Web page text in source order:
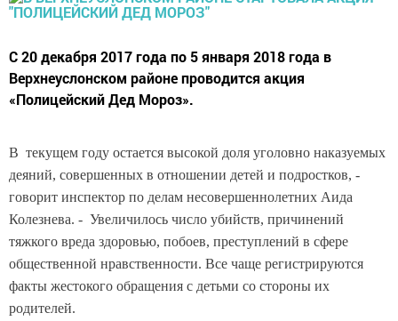
С 20 декабря 2017 года по 5 января 2018 года в
Верхнеуслонском районе проводится акция
«Полицейский Дед Мороз».
В текущем году остается высокой доля уголовно наказуемых
деяний, совершенных в отношении детей и подростков, -
говорит инспектор по делам несовершеннолетних Аида
Колезнева. - Увеличилось число убийств, причинений
тяжкого вреда здоровью, побоев, преступлений в сфере
общественной нравственности. Все чаще регистрируются
факты жестокого обращения с детьми со стороны их
родителей.